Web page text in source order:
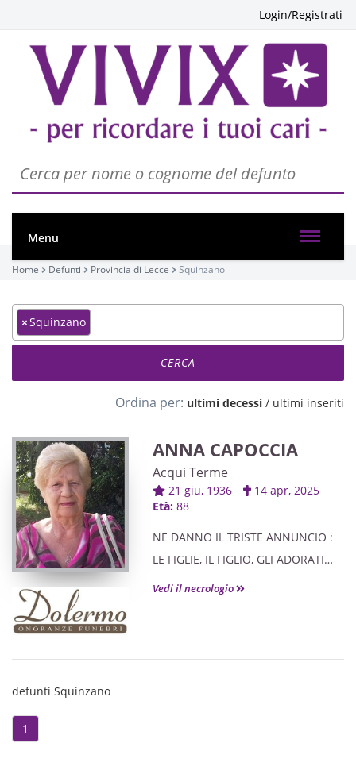
Login/Registrati
Menu
Home Defunti Provincia di Lecce Squinzano
×Squinzano
Ordina per: ultimi decessi / ultimi inseriti
ANNA CAPOCCIA
Acqui Terme
21 giu, 1936
14 apr, 2025
Età: 88
NE DANNO IL TRISTE ANNUNCIO :
LE FIGLIE, IL FIGLIO, GLI ADORATI
NIPOTI, IL FRATELLO, LE NUORE, I
Vedi il necrologio
defunti Squinzano
1